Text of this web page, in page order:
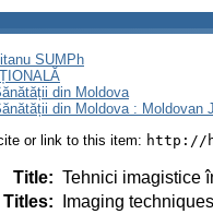
SUMPh
din Moldova
din Moldova :
or link to this item: http://
Title: Tehnici imagistice
Titles:
Imaging